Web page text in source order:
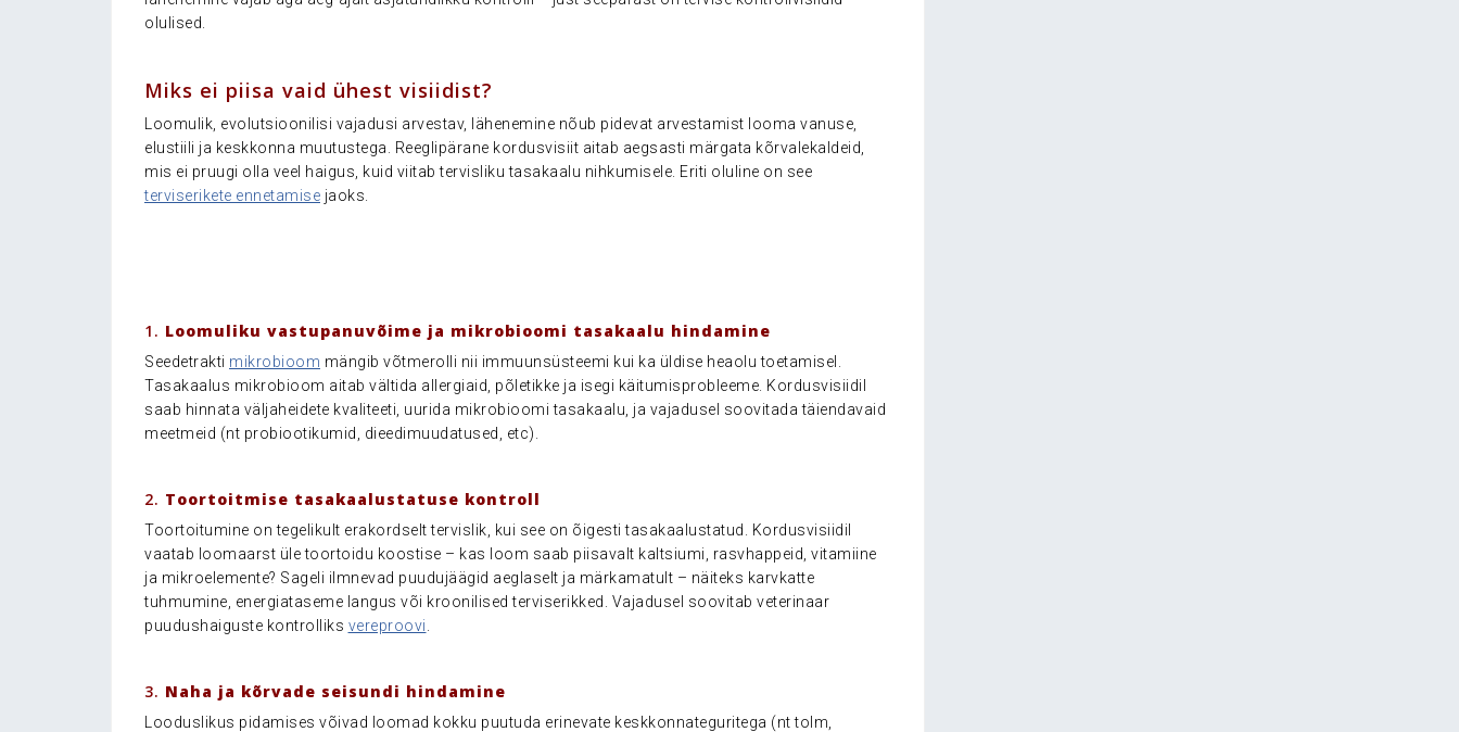
olulised.
Miks ei piisa vaid ühest visiidist?
Loomulik, evolutsioonilisi vajadusi arvestav, lähenemine nõub pidevat arvestamist looma vanuse,
elustiili ja keskkonna muutustega. Reeglipärane kordusvisiit aitab aegsasti märgata kõrvalekaldeid,
mis ei pruugi olla veel haigus, kuid viitab tervisliku tasakaalu nihkumisele. Eriti oluline on see
terviserikete ennetamise jaoks.
1. Loomuliku vastupanuvõime ja mikrobioomi tasakaalu hindamine
Seedetrakti mikrobioom mängib võtmerolli nii immuunsüsteemi kui ka üldise heaolu toetamisel.
Tasakaalus mikrobioom aitab vältida allergiaid, põletikke ja isegi käitumisprobleeme. Kordusvisiidil
saab hinnata väljaheidete kvaliteeti, uurida mikrobioomi tasakaalu, ja vajadusel soovitada täiendavaid
meetmeid (nt probiootikumid, dieedimuudatused, etc).
2. Toortoitmise tasakaalustatuse kontroll
Toortoitumine on tegelikult erakordselt tervislik, kui see on õigesti tasakaalustatud. Kordusvisiidil
vaatab loomaarst üle toortoidu koostise – kas loom saab piisavalt kaltsiumi, rasvhappeid, vitamiine
ja mikroelemente? Sageli ilmnevad puudujäägid aeglaselt ja märkamatult – näiteks karvkatte
tuhmumine, energiataseme langus või kroonilised terviserikked. Vajadusel soovitab veterinaar
puudushaiguste kontrolliks vereproovi
3. Naha ja kõrvade seisundi hindamine
Looduslikus pidamises võivad loomad kokku puutuda erinevate keskkonnateguritega (nt tolm,